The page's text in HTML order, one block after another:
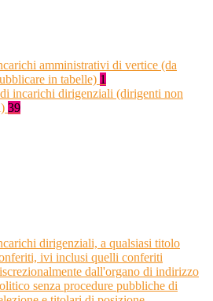
amministrativi di vertice (da
in tabelle) 1
incarichi dirigenziali (dirigenti non
39
dirigenziali, a qualsiasi titolo
ivi inclusi quelli conferiti
dall'organo di indirizzo
senza procedure pubbliche di